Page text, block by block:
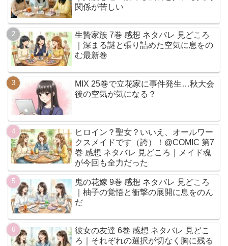
関係が苦しい
生贄家族 7巻 感想 ネタバレ 見どころ
｜深まる謎と張り詰めた空気に息をの
む最新巻
MIX 25巻で立花家に事件発生…秋大会
後の空気が気になる？
ヒロイン？聖女？いいえ、オールワー
クスメイドです（誇）！@COMIC 第7
巻 感想 ネタバレ 見どころ｜メイド魂
が今回も全力だった
鬼の花嫁 9巻 感想 ネタバレ 見どころ
｜柚子の覚悟と衝撃の展開に息をのん
だ
彼女の友達 6巻 感想 ネタバレ 見どこ
ろ｜それぞれの選択が切なく胸に残る